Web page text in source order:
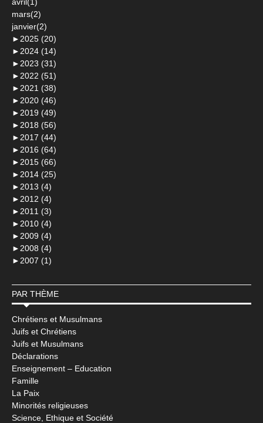
mars(2)
janvier(2)
► 2025 (20)
► 2024 (14)
► 2023 (31)
► 2022 (51)
► 2021 (38)
► 2020 (46)
► 2019 (49)
► 2018 (56)
► 2017 (44)
► 2016 (64)
► 2015 (66)
► 2014 (25)
► 2013 (4)
► 2012 (4)
► 2011 (3)
► 2010 (4)
► 2009 (4)
► 2008 (4)
► 2007 (1)
PAR THÈME
Chrétiens et Musulmans
Juifs et Chrétiens
Juifs et Musulmans
Déclarations
Enseignement – Education
Famille
La Paix
Minorités religieuses
Science, Ethique et Société